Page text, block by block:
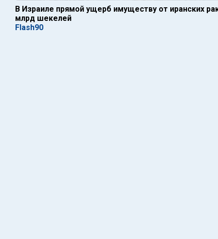
В Израиле прямой ущерб имуществу от иранских
млрд шекелей
Flash90